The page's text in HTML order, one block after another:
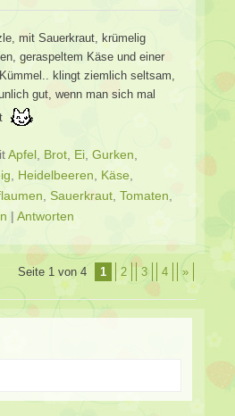
mit Sauerkraut, krümelig
geraspeltem Käse und einer
klingt ziemlich seltsam,
gut, wenn man sich mal
Apfel Brot Ei Gurken
Heidelbeeren Käse
Sauerkraut Tomaten
| Antworten
Seite 1 von 4 1 2 3 4 »